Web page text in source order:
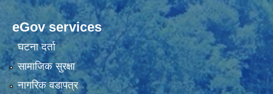
eGov services
घटना दर्ता
सामाजिक सुरक्षा
नागरिक वडापत्र